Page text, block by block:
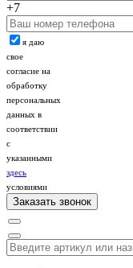
+7
я даю
свое
согласие на
обработку
персональных
данных в
соответствии
с
указанными
здесь
условиями